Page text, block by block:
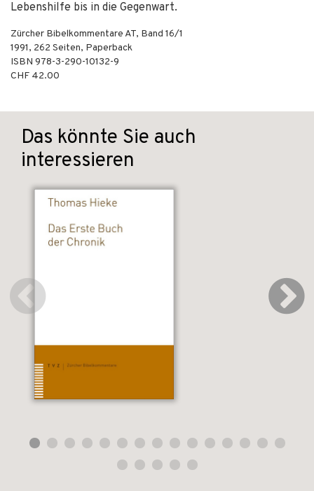
Lebenshilfe bis in die Gegenwart.
Zürcher Bibelkommentare AT, Band 16/1
1991, 262 Seiten, Paperback
ISBN 978-3-290-10132-9
CHF 42.00
Das könnte Sie auch
interessieren